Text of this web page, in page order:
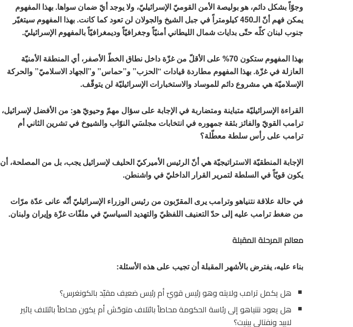
وجوّاً بشكل دائم، هو بوليصة الأمن القوميّ الإسرائيليّ، ولا يوجد أيّ ضمان سواها. بهذا المفهوم
يمكن فهم أنّ الـ450 كيلومتراً في جبل الشيخ والجولان لن تعود كما كانت. بهذا المفهوم سيتغيّر
جنوب لبنان كلّه حتّى بدايات شمال الليطاني أمنيّاً وجغرافيّاً وديمغرافيّاً بالمفهوم الإسرائيليّ.
بهذا المفهوم ستكون 70% على الأقلّ من غزّة داخل نطاق الخطّ الأصفر، أي المنطقة الأمنيّة
العازلة في غزّة. بهذا المفهوم مطاردة قيادات “الحزب” و”حماس” و”الجهاد الاسلاميّ” والحركة
الإسلاميّة هي مشروع دائم للموساد والاستخبارات الإسرائيليّة لن يتوقّف.
القراءة الإسرائيليّة متباينة ومتضاربة في الإجابة على سؤال مهمّ وحيويّ هو: من الأفضل لإسرائيل،
ترامب القويّ والفائز بثقة جمهوره في انتخابات مجلسَي النوّاب والشيوخ في تشرين الثاني أم
ترامب على رأس سلطة معطّلة؟
الإجابة المنطقيّة الاستراتيجيّة هي أنّ الرئيس الأميركيّ الحليف لإسرائيل يجب، بل من المصلحة، أن
يكون قويّاً في السلطة لتمرير القرار الداخليّ في واشنطن.
في حالة علاقة نتنياهو وترامب يرى المقرّبون من رئيس الوزراء الإسرائيليّ أنّه عانى عدّة مرّات
من ضغط ترامب عليه إلى حدّ التعنيف اللفظيّ والتهديد السياسيّ في ملفّات غزّة وإيران ولبنان.
معالم المرحلة المقبلة
بناء عليه، يفترض بالأشهر المقبلة أن تجيب على هذه الأسئلة:
هل يكمل ترامب ولايته وهو رئيس قويّ أم رئيس ضعيف مقيّد بالكونغرس؟
هل يعود نتنياهو إلى رئاسة الحكومة محاطاً بائتلاف متوحّش أم يكون محاطاً بائتلاف يائير
لابيد ونفتالي بينيت؟